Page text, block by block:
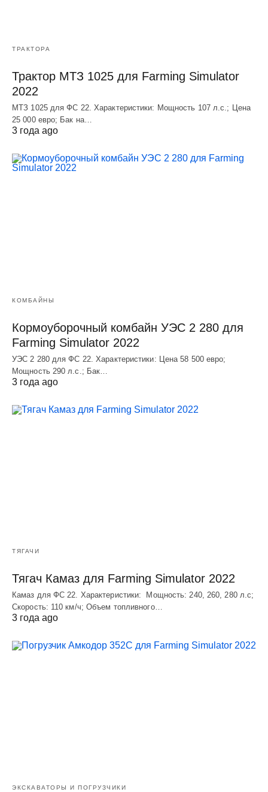
ТРАКТОРА
Трактор МТЗ 1025 для Farming Simulator
2022
МТЗ 1025 для ФС 22. Характеристики: Мощность 107 л.c.; Цена
25 000 евро; Бак на…
3 года ago
КОМБАЙНЫ
Кормоуборочный комбайн УЭC 2 280 для
Farming Simulator 2022
УЭC 2 280 для ФС 22. Характеристики: Цена 58 500 евро;
Мощность 290 л.с.; Бак…
3 года ago
ТЯГАЧИ
Тягач Камаз для Farming Simulator 2022
Камаз для ФС 22. Характеристики: Мощность: 240, 260, 280 л.с;
Скорость: 110 км/ч; Объем топливного…
3 года ago
ЭКСКАВАТОРЫ И ПОГРУЗЧИКИ